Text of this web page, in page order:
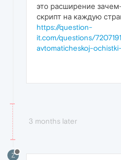
это расширение
скрипт на каждую
https://question-
it.com/questions/
avtomaticheskoj-
3 months later
Z